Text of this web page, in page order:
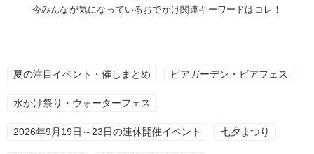
今みんなが気になっているおでかけ関連キーワードはコレ！
夏の注目イベント・催しまとめ ビアガーデン・ビアフェス
水かけ祭り・ウォーターフェス
2026年9月19日～23日の連休開催イベント 七夕まつり